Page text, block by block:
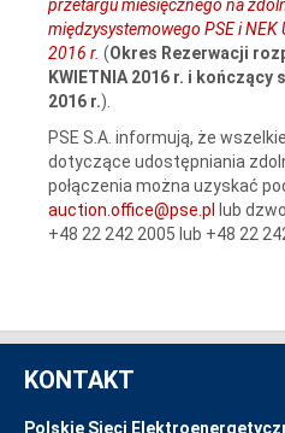
przetargu miesięcznego na
międzysystemowego PSE i NEK
2016 r. (Okres Rezerwacji
KWIETNIA 2016 r. i kończący
2016 r.).
PSE S.A. informują, że
dotyczące udostępniania
połączenia można uzyskać
auction.office@pse.pl
lub
+48 22 242 2005 lub +48 22
KONTAKT
Polskie Sieci